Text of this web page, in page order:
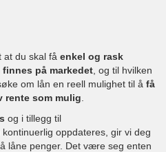
at du skal få enkel og rask
på markedet , og til hvilken
om lån en reell mulighet til å få
rente som mulig
og i tillegg til
oppdateres, gir vi deg
låne penger. Det være seg enten